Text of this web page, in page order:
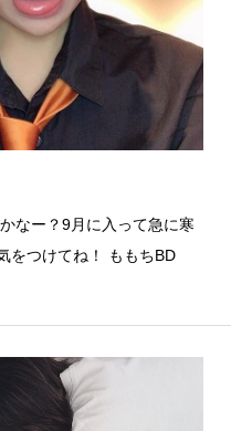
なー？9月に入って急に寒
をつけてね！ ももちBD